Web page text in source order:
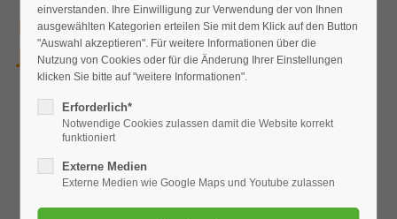
Herzlich willkommen bei der
JDAV-Weißenburg!
einverstanden. Ihre Einwilligung zur Verwendung der von Ihnen
ausgewählten Kategorien erteilen Sie mit dem Klick auf den Button
"Auswahl akzeptieren". Für weitere Informationen über die
Nutzung von Cookies oder für die Änderung Ihrer Einstellungen
klicken Sie bitte auf "weitere Informationen".
Erforderlich*
Notwendige Cookies zulassen damit die Website korrekt
funktioniert
Externe Medien
Externe Medien wie Google Maps und Youtube zulassen